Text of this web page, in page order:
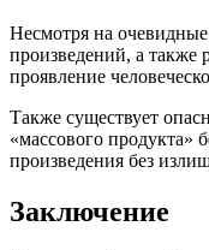
Несмотря на
произведений, а также
проявление
Также существует
«массового продукта»
произведения без
Заключение